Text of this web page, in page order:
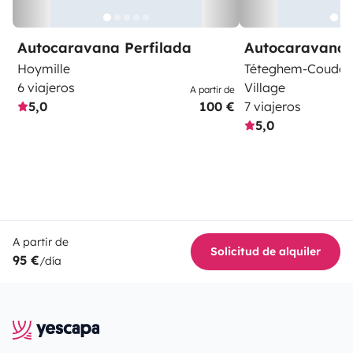
Autocaravana Perfilada
Hoymille
6 viajeros
5,0
A partir de
100 €
Autocaravana
Téteghem-
Village
7 viajeros
5,0
A partir de
95 €/día
Solicitud de alquiler